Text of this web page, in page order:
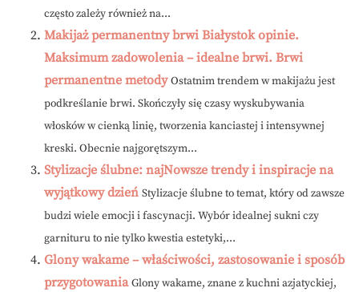
często zależy również na...
Makijaż permanentny brwi Białystok opinie.
Maksimum zadowolenia – idealne brwi. Brwi
permanentne metody Ostatnim trendem w makijażu jest
podkreślanie brwi. Skończyły się czasy wyskubywania
włosków w cienką linię, tworzenia kanciastej i intensywnej
kreski. Obecnie najgorętszym...
Stylizacje ślubne: najNowsze trendy i inspiracje na
wyjątkowy dzień Stylizacje ślubne to temat, który od zawsze
budzi wiele emocji i fascynacji. Wybór idealnej sukni czy
garnituru to nie tylko kwestia estetyki,...
Glony wakame – właściwości, zastosowanie i sposób
przygotowania Glony wakame, znane z kuchni azjatyckiej,